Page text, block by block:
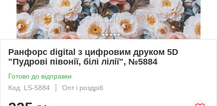
Ранфорс digital з цифровим друком 5D
"Пудрові півонії, білі лілії", №5884
Готово до відправки
Код: LS-5884
Опт і роздріб